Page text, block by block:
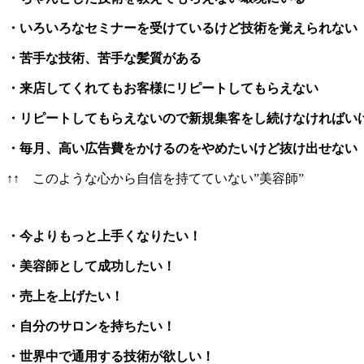
・いろいろなセミナーを受けているけど技術を覚えられない
・苦手な技術、苦手な髪質がある
・来店してくれてもお客様にリピートしてもらえない
・リピートしてもらえないので新規集客をし続けなければい
・毎月、高い広告費をかけるのをやめたいけど抜け出せない
↑↑ このような心から自信を持てていない”美容師”
・今よりもっと上手くなりたい！
・美容師として成功したい！
・売上を上げたい！
・自分のサロンを持ちたい！
・世界中で通用する技術が欲しい！